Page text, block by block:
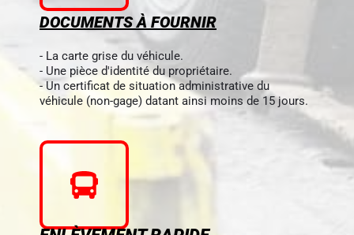
DOCUMENTS À FOURNIR
- La carte grise du véhicule.
- Une pièce d'identité du propriétaire.
- Un certificat de situation administrative du
véhicule (non-gage) datant ainsi moins de 15 jours.